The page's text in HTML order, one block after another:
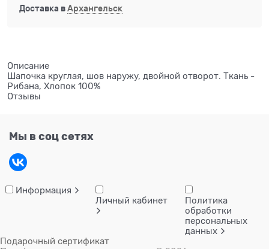
Доставка вАрхангельск
Описание
Шапочка круглая, шов наружу, двойной отворот. Ткань -
Рибана, Хлопок 100%
Отзывы
Мы в соц сетях
Информация
Личный кабинет
Политика
обработки
персональных
данных
Подарочный сертификат